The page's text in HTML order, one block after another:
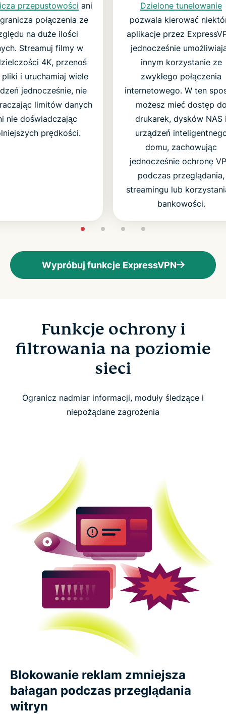
przepustowości ani
połączenia ze
na duże ilości
Streamuj filmy w
4K, przenoś
pliki i uruchamiaj wiele
jednocześnie, nie
limitów danych
nie doświadczając
prędkości.
Dzielone tunelowanie
pozwala kierować
aplikacje przez
jednocześnie
innym korzystanie ze
zwykłego połączenia
internetowego. W ten
możesz mieć dostęp
drukarek, dysków NAS
urządzeń
domu, zachowując
jednocześnie ochronę
podczas przeglądania,
streamingu lub
bankowości.
Wypróbuj funkcje ExpressVPN
Funkcje ochrony i
filtrowania na poziomie
sieci
Ogranicz nadmiar informacji, moduły śledzące i
niepożądane zagrożenia
Blokowanie reklam zmniejsza
bałagan podczas przeglądania
witryn